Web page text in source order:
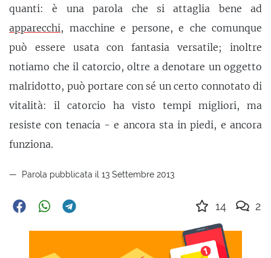
quanti: è una parola che si attaglia bene ad
apparecchi, macchine e persone, e che comunque
può essere usata con fantasia versatile; inoltre
notiamo che il catorcio, oltre a denotare un oggetto
malridotto, può portare con sé un certo connotato di
vitalità: il catorcio ha visto tempi migliori, ma
resiste con tenacia - e ancora sta in piedi, e ancora
funziona.
Parola pubblicata il 13 Settembre 2013
14 2